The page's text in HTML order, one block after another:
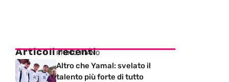
Articoli recenti
PRIMO PIANO
Altro che Yamal: svelato il
talento più forte di tutto